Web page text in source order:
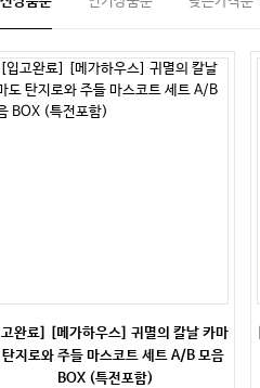
완료] [메가하우스] 귀멸의 칼날 카마
지로와 주들 마스코트 세트 A/B 모음
BOX (특전포함)